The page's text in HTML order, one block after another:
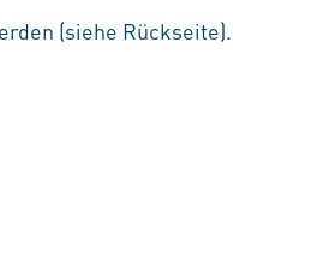
(siehe Rückseite).